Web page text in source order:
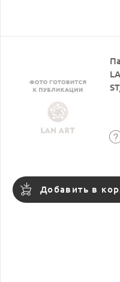
Добавить в